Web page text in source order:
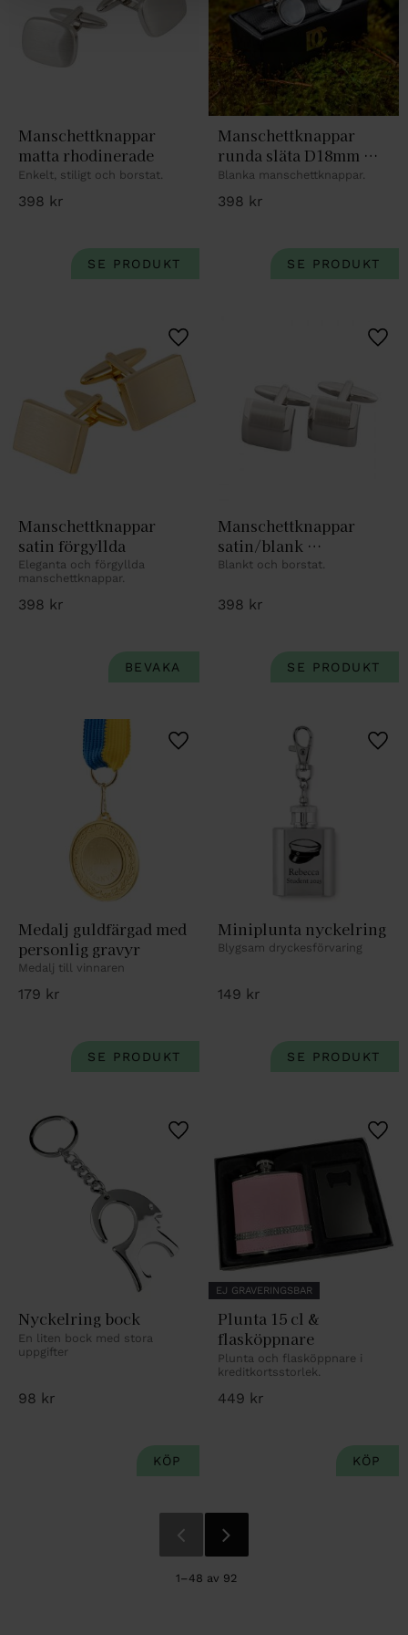
Manschettknappar
matta rhodinerade
Enkelt, stiligt och borstat.
398 kr
Manschettknappar
runda släta D18mm
rhodinerade
Blanka manschettknappar.
398 kr
Manschettknappar
satin förgyllda
Eleganta och förgyllda
manschettknappar.
398 kr
Lägg till i favoriter
Manschettknappar
satin/blank
rhodinerade
Blankt och borstat.
398 kr
Medalj guldfärgad med
personlig gravyr
Medalj till vinnaren
179 kr
Lägg till i favoriter
Miniplunta nyckelring
Blygsam dryckesförvaring
149 kr
Nyckelring bock
En liten bock med stora
uppgifter
98 kr
Lägg till i favoriter
EJ GRAVERINGSBAR
Plunta 15 cl &
flasköppnare
Plunta och flasköppnare i
kreditkortsstorlek.
449 kr
1– 48 av 92